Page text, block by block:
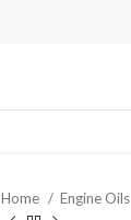
Home Engine Oils